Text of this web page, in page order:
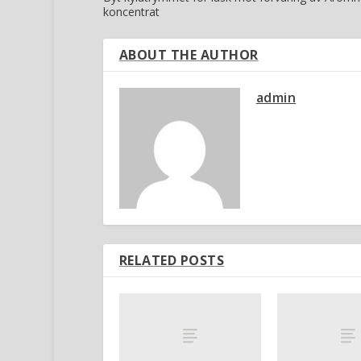
koncentrat
ABOUT THE AUTHOR
admin
RELATED POSTS